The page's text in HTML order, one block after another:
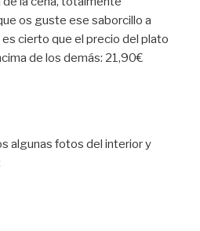
os guste ese saborcillo a
cierto que el precio del plato
de los demás: 21,90€
algunas fotos del interior y